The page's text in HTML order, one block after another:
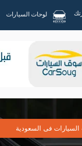
السيارات فى السعودية